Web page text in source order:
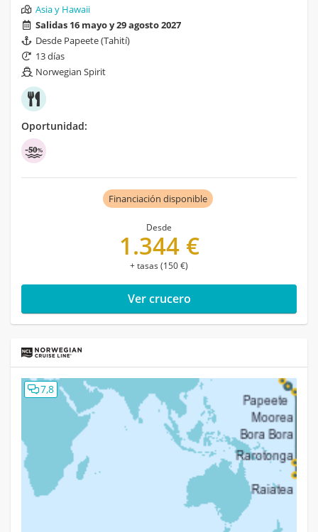
Asia y Hawaii
Salidas 16 mayo y 29 agosto 2027
Desde Papeete (Tahití)
13 días
Norwegian Spirit
Oportunidad:
Financiación disponible
Desde
1.344 €
+ tasas (150 €)
Ver crucero
7,8